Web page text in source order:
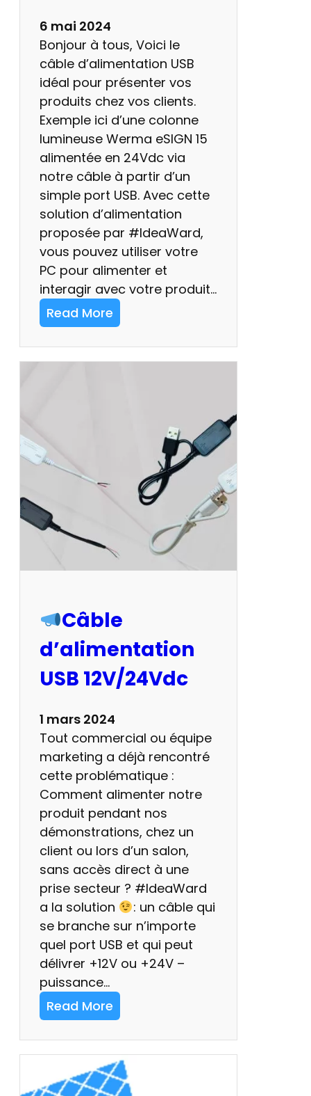
T
e
c
h
n
o
p
ô
l
e
E
u
r
e
K
a
e
6 mai 2024
Bonjour à tous, Voici le
câble d’alimentation USB
idéal pour présenter vos
produits chez vos clients.
Exemple ici d’une colonne
lumineuse Werma eSIGN 15
alimentée en 24Vdc via
notre câble à partir d’un
simple port USB. Avec cette
solution d’alimentation
proposée par #IdeaWard,
vous pouvez utiliser votre
PC pour alimenter et
interagir avec votre produit…
Read More
:
i
n
u
s
e
a
l
m
e
n
t
é
e
v
i
a
U
S
B
Câble
d’alimentation
USB 12V/24Vdc
1 mars 2024
Tout commercial ou équipe
marketing a déjà rencontré
cette problématique :
Comment alimenter notre
produit pendant nos
démonstrations, chez un
client ou lors d’un salon,
sans accès direct à une
prise secteur ? #IdeaWard
a la solution
: un câble qui
se branche sur n’importe
quel port USB et qui peut
délivrer +12V ou +24V –
puissance…
Read More
:
C
â